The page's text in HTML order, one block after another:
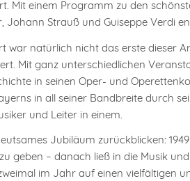
Mit einem Programm zu den
Johann Strauß und Guiseppe Verdi
war natürlich nicht das erste dieser
Mit ganz unterschiedlichen
in seinen Oper- und
in all seiner Bandbreite durch
und Leiter in einem.
Jubiläum zurückblicken:
geben – danach ließ in die Musik
im Jahr auf einen vielfältigen